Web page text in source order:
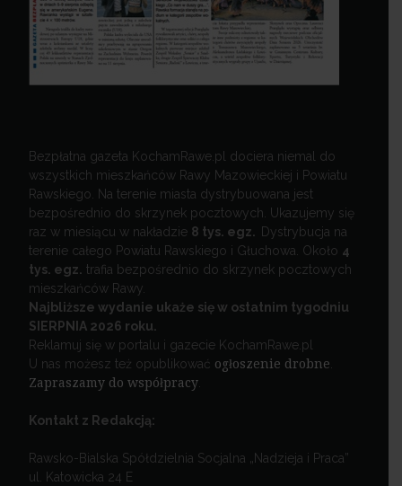
Bezpłatna gazeta KochamRawe.pl dociera niemal do
wszystkich mieszkańców Rawy Mazowieckiej i Powiatu
Rawskiego. Na terenie miasta dystrybuowana jest
bezpośrednio do skrzynek pocztowych. Ukazujemy się
raz w miesiącu w nakładzie 8 tys. egz.
Dystrybucja na
terenie całego Powiatu Rawskiego i Głuchowa. Około 4
tys. egz. trafia bezpośrednio do skrzynek pocztowych
mieszkańców Rawy.
Najbliższe wydanie ukaże się w ostatnim tygodniu
SIERPNIA 2026 roku.
Reklamuj się w portalu i gazecie KochamRawe.pl
U nas możesz też opublikować ogłoszenie drobne
Zapraszamy do współpracy.
Kontakt z Redakcją:
Rawsko-Bialska Spółdzielnia Socjalna „Nadzieja i Praca”
ul. Katowicka 24 E